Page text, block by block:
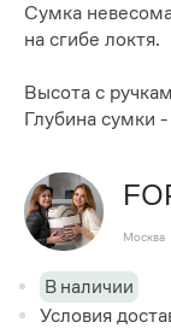
Сумка
на сгибе локтя.
Высота с
Глубина сумки
Москва
В наличии
Условия